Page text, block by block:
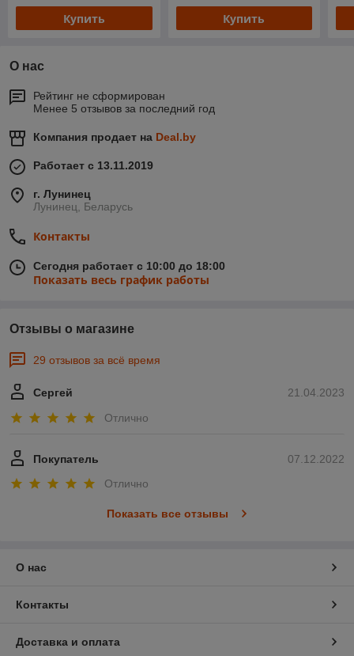
Купить Купить
О нас
Рейтинг не сформирован
Менее 5 отзывов за последний год
Компания продает на Deal.by
Работает с 13.11.2019
г. Лунинец
Лунинец, Беларусь
Контакты
Сегодня работает с 10:00 до 18:00
Показать весь график работы
Отзывы о магазине
29 отзывов за всё время
21.04.2023
Сергей
Отлично
07.12.2022
Покупатель
Отлично
Показать все отзывы
О нас
Контакты
Доставка и оплата